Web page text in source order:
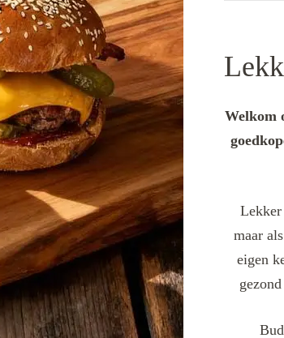
Welkom
maar
eigen